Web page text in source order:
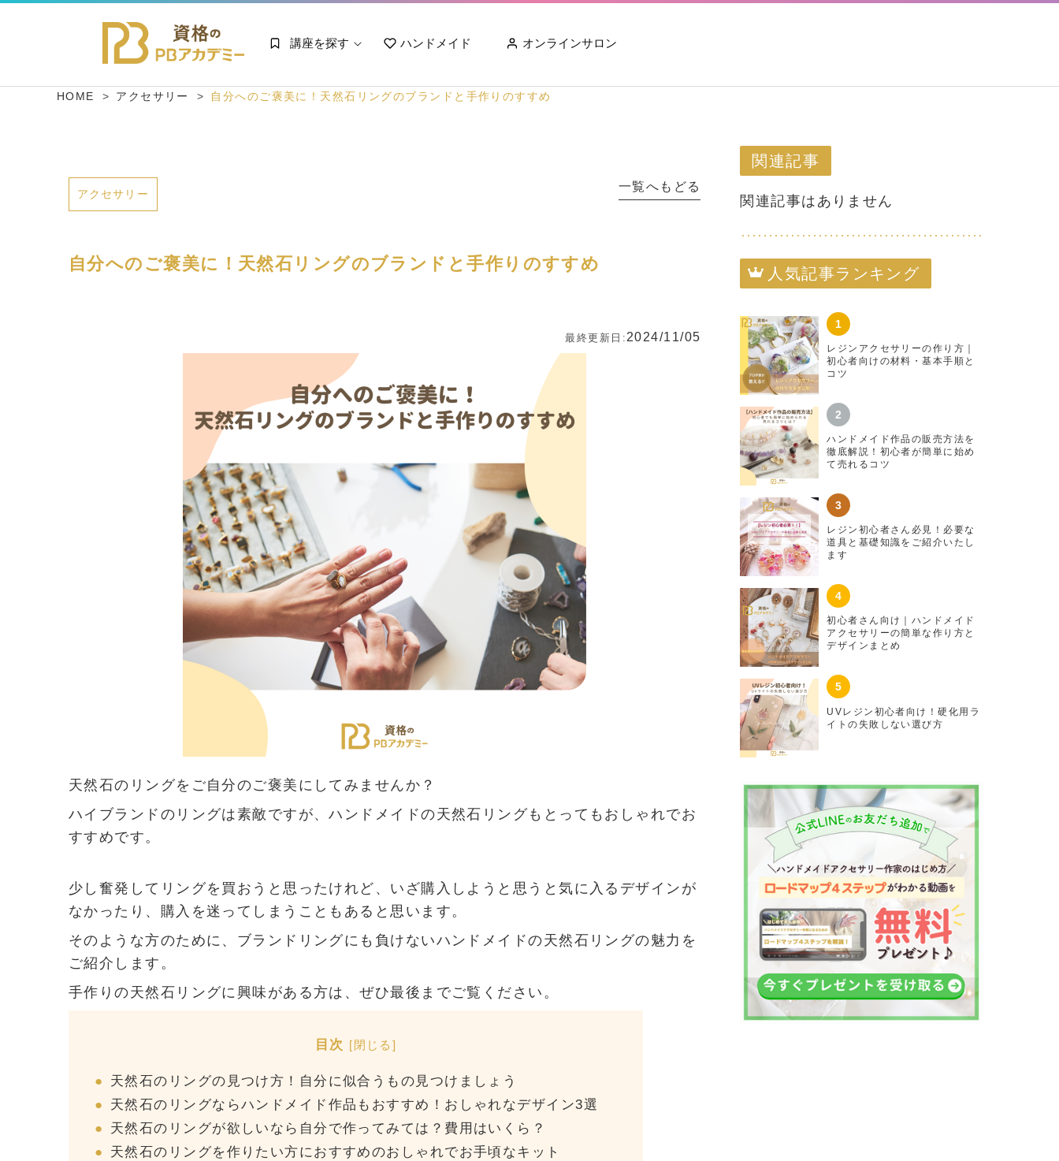
講座を探す ハンドメイド オンラインサロン
HOME アクセサリー 自分へのご褒美に！天然石リングのブランドと手作りのすすめ
アクセサリー
一覧へもどる
自分へのご褒美に！天然石リングのブランドと手作りのすすめ
最終更新日: 2024/11/05
天然石のリングをご自分のご褒美にしてみませんか？
ハイブランドのリングは素敵ですが、ハンドメイドの天然石リングもとってもおしゃれでお
すすめです。
少し奮発してリングを買おうと思ったけれど、いざ購入しようと思うと気に入るデザインが
なかったり、購入を迷ってしまうこともあると思います。
そのような方のために、ブランドリングにも負けないハンドメイドの天然石リングの魅力を
ご紹介します。
手作りの天然石リングに興味がある方は、ぜひ最後までご覧ください。
目次 [閉じる ]
天然石のリングの見つけ方！自分に似合うもの見つけましょう
天然石のリングならハンドメイド作品もおすすめ！おしゃれなデザイン3選
天然石のリングが欲しいなら自分で作ってみては？費用はいくら？
天然石のリングを作りたい方におすすめのおしゃれでお手頃なキット
関連記事
関連記事はありません
人気記事ランキング
レジンアクセサリーの作り方｜
初心者向けの材料・基本手順と
コツ
ハンドメイド作品の販売方法を
徹底解説！初心者が簡単に始め
て売れるコツ
レジン初心者さん必見！必要な
道具と基礎知識をご紹介いたし
ます
初心者さん向け｜ハンドメイド
アクセサリーの簡単な作り方と
デザインまとめ
UVレジン初心者向け！硬化用ラ
イトの失敗しない選び方